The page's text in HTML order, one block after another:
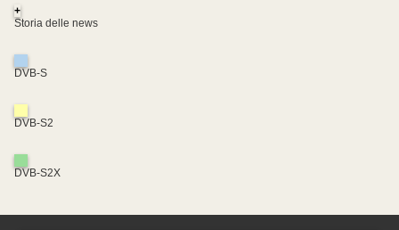
+
Storia delle news
DVB-S
DVB-S2
DVB-S2X